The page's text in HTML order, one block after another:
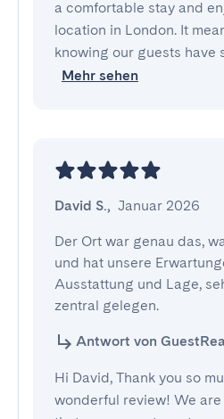
a comfortable stay and
location in London. It
knowing our guests have
Mehr sehen
David S., Januar 2026
Der Ort war genau das,
und hat unsere
Ausstattung und Lage,
zentral gelegen.
Antwort von
Hi David, Thank you so
wonderful review! We